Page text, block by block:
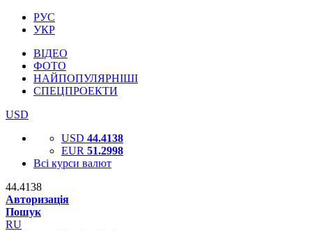
РУС
УКР
ВІДЕО
ФОТО
НАЙПОПУЛЯРНІШІ
СПЕЦПРОЕКТИ
USD
USD 44.4138
EUR 51.2998
Всі курси валют
44.4138
Авторизація
Пошук
RU